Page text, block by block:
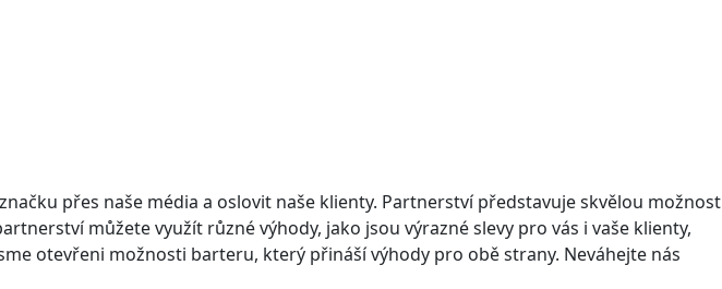
přes naše média a oslovit naše klienty. Partnerství představuje skvělou možnost
můžete využít různé výhody, jako jsou výrazné slevy pro vás i vaše klienty,
otevřeni možnosti barteru, který přináší výhody pro obě strany. Neváhejte nás